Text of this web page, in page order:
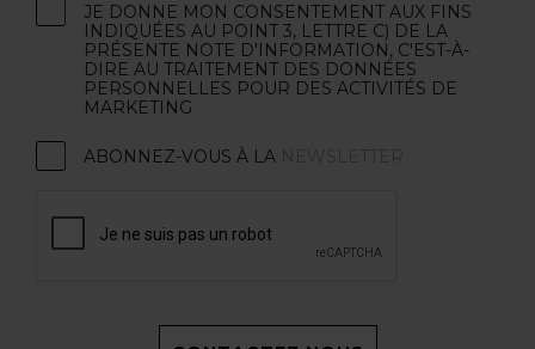
JE DONNE MON CONSENTEMENT AUX FINS
INDIQUÉES AU POINT 3, LETTRE C) DE LA
PRÉSENTE NOTE D'INFORMATION, C'EST-À-
DIRE AU TRAITEMENT DES DONNÉES
PERSONNELLES POUR DES ACTIVITÉS DE
MARKETING
ABONNEZ-VOUS À LA